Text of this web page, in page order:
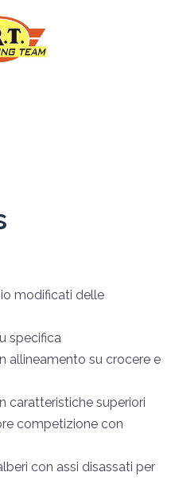
modificati delle
specifica
allineamento su crocere e
caratteristiche superiori
competizione con
con assi disassati per